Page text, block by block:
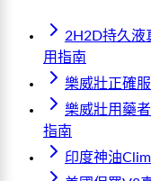
2H2D持久液
用指南
樂威壯正確
樂威壯用藥
指南
印度神油